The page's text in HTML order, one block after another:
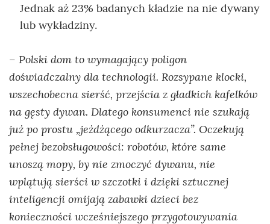
Jednak aż 23% badanych kładzie na nie dywany
lub wykładziny.
– Polski dom to wymagający poligon
doświadczalny dla technologii. Rozsypane klocki,
wszechobecna sierść, przejścia z gładkich kafelków
na gęsty dywan. Dlatego konsumenci nie szukają
już po prostu „jeżdżącego odkurzacza”. Oczekują
pełnej bezobsługowości: robotów, które same
unoszą mopy, by nie zmoczyć dywanu, nie
wplątują sierści w szczotki i dzięki sztucznej
inteligencji omijają zabawki dzieci bez
konieczności wcześniejszego przygotowywania